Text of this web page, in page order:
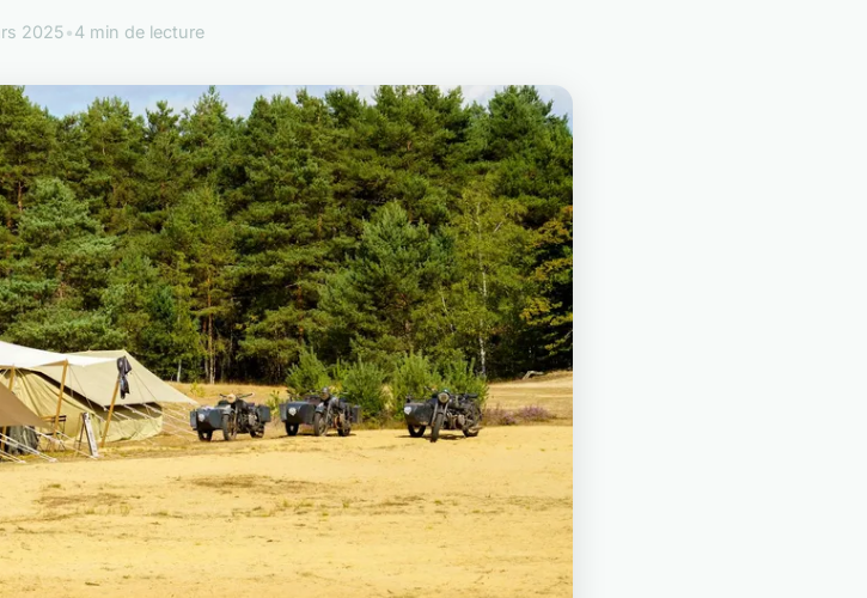
2025•4 min de lecture